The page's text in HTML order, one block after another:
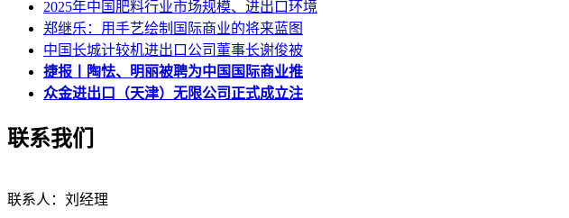
2025年中国肥料行业市场规模、进出口环境
郑继乐：用手艺绘制国际商业的将来蓝图
中国长城计较机进出口公司董事长谢俊被
捷报丨陶怯、明丽被聘为中国国际商业推
众金进出口（天津）无限公司正式成立注
联系我们
联系人：刘经理